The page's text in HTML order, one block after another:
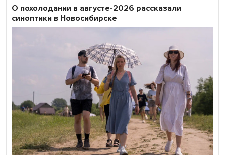
О похолодании в августе-2026 рассказали
синоптики в Новосибирске